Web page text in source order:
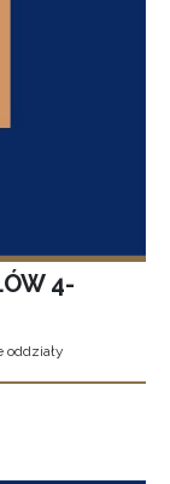
4-